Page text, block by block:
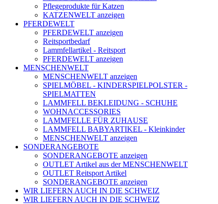
Pflegeprodukte für Katzen
KATZENWELT anzeigen
PFERDEWELT
PFERDEWELT anzeigen
Reitsportbedarf
Lammfellartikel - Reitsport
PFERDEWELT anzeigen
MENSCHENWELT
MENSCHENWELT anzeigen
SPIELMÖBEL - KINDERSPIELPOLSTER -
SPIELMATTEN
LAMMFELL BEKLEIDUNG - SCHUHE
WOHNACCESSORIES
LAMMFELLE FÜR ZUHAUSE
LAMMFELL BABYARTIKEL - Kleinkinder
MENSCHENWELT anzeigen
SONDERANGEBOTE
SONDERANGEBOTE anzeigen
OUTLET Artikel aus der MENSCHENWELT
OUTLET Reitsport Artikel
SONDERANGEBOTE anzeigen
WIR LIEFERN AUCH IN DIE SCHWEIZ
WIR LIEFERN AUCH IN DIE SCHWEIZ